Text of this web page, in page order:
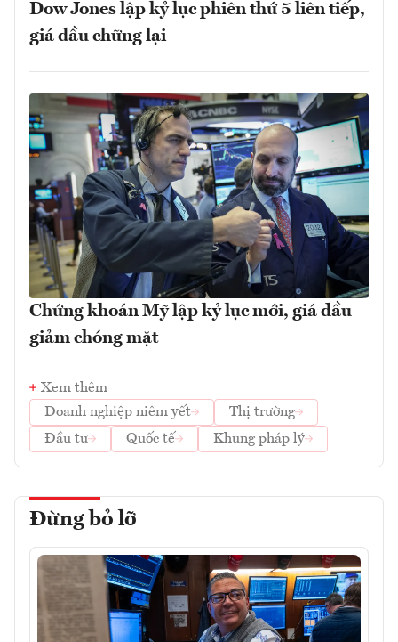
Dow Jones lập kỷ lục phiên thứ 5 liên tiếp,
giá dầu chững lại
Chứng khoán Mỹ lập kỷ lục mới, giá dầu
giảm chóng mặt
Xem thêm
Doanh nghiệp niêm yết
Thị trường
Đầu tư
Quốc tế Khung pháp lý
Đừng bỏ lỡ